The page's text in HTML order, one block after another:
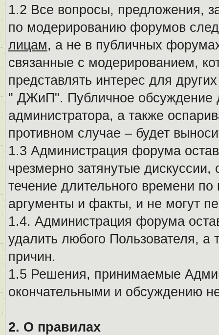
1.2 Все вопросы, предложения,
по модерированию форумов
лицам, а не в публичных
связанные с модерированием,
представлять интерес для
" ДЖиП". Публичное обсуждение
администратора, а также
противном случае – будет
1.3 Администрация форума
чрезмерно затянутые
течение длительного времени
аргументы и факты, и не могут
1.4. Администрация форума
удалить любого Пользователя, а
причин.
1.5 Решения, принимаемые
окончательными и обсуждению
2. О правилах